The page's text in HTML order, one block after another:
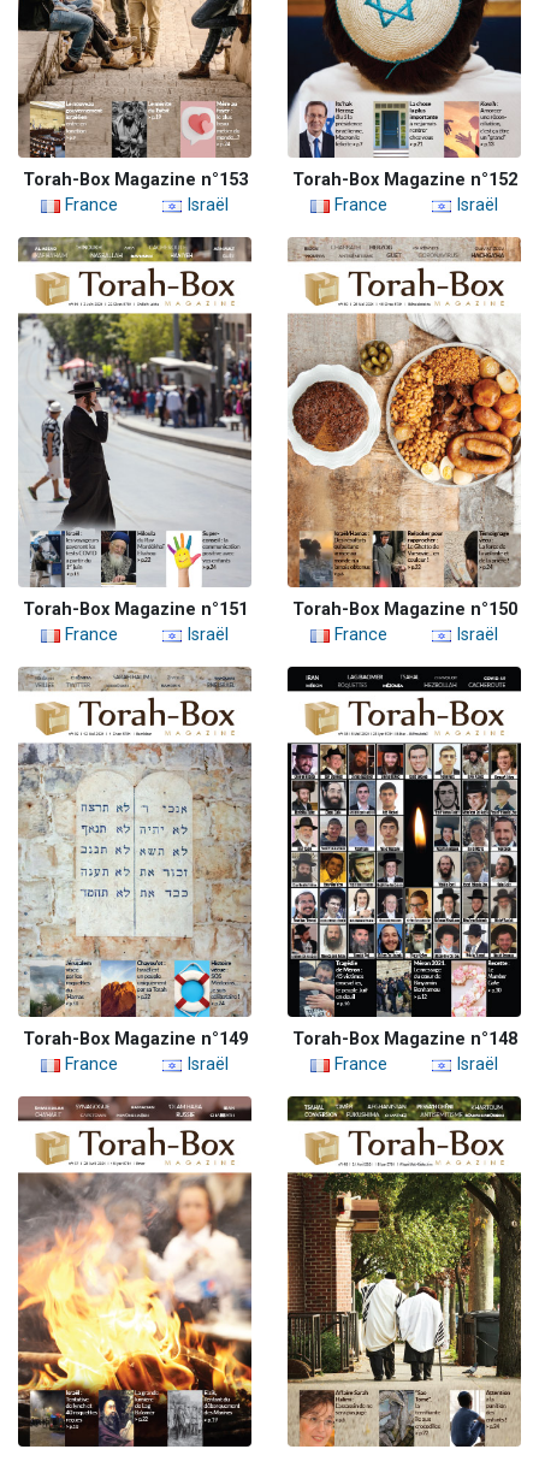
Torah-Box Magazine n°153
France
Israël
Torah-Box Magazine n°152
France
Israël
Torah-Box Magazine n°151
France
Israël
Torah-Box Magazine n°150
France
Israël
Torah-Box Magazine n°149
France
Israël
Torah-Box Magazine n°148
France
Israël